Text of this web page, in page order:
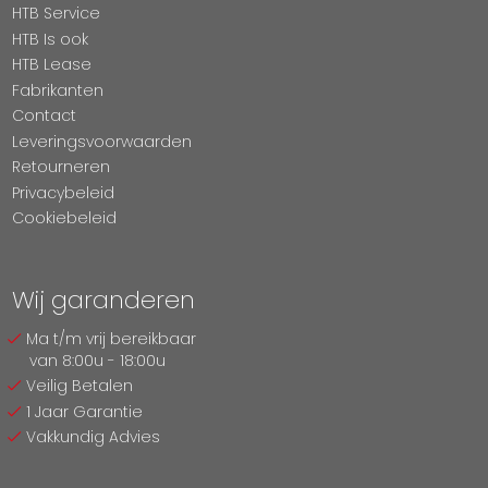
HTB Service
HTB Is ook
HTB Lease
Fabrikanten
Contact
Leveringsvoorwaarden
Retourneren
Privacybeleid
Cookiebeleid
Wij garanderen
Ma t/m vrij bereikbaar
van 8:00u - 18:00u
Veilig Betalen
1 Jaar Garantie
Vakkundig Advies